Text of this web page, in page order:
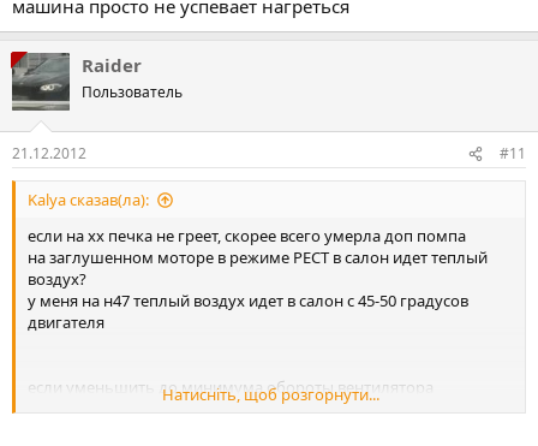
машина просто не успевает нагреться
Raider
Пользователь
21.12.2012 #11
Kalya сказав(ла):
если на хх печка не греет, скорее всего умерла доп помпа
на заглушенном моторе в режиме РЕСТ в салон идет теплый
воздух?
у меня на н47 теплый воздух идет в салон с 45-50 градусов
двигателя
если уменьшить до минимума обороты вентилятора
отопителя, прогревается машина до 90 на ходу?
Натисніть, щоб розгорнути...